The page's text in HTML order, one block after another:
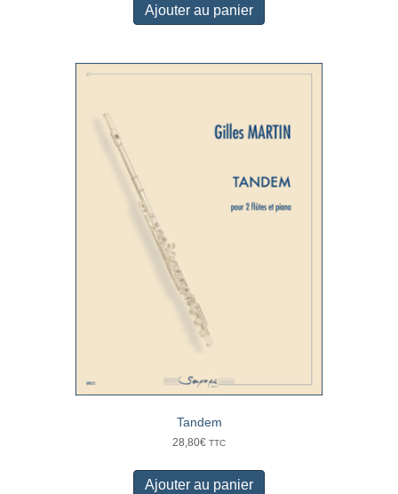
Ajouter au panier
Tandem
28,80€ TTC
Ajouter au panier